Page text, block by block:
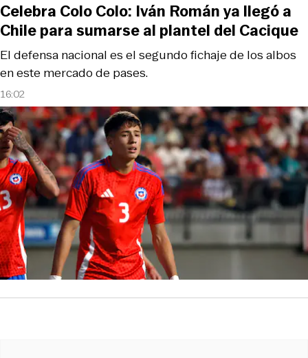
16:02
El defensa nacional es el segundo fichaje de los albos
en este mercado de pases.
Celebra Colo Colo: Iván Román ya llegó a
Chile para sumarse al plantel del Cacique